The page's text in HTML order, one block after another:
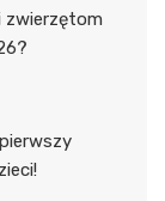
zwierzętom